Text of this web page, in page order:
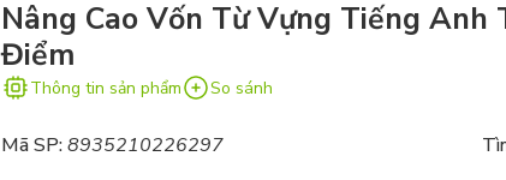
Nâng Cao Vốn Từ Vựng Tiếng Anh
Điểm
Thông tin sản phẩm So sánh
Mã SP:8935210226297